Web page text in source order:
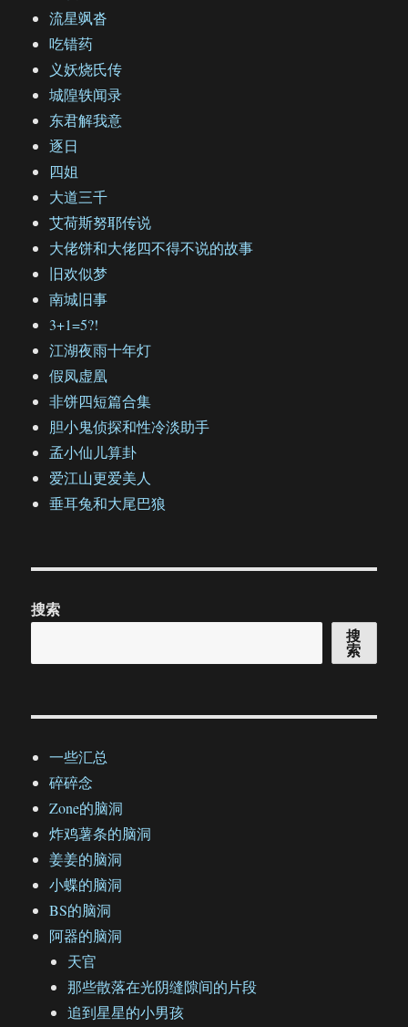
流星飒沓
吃错药
义妖烧氏传
城隍轶闻录
东君解我意
逐日
四姐
大道三千
艾荷斯努耶传说
大佬饼和大佬四不得不说的故事
旧欢似梦
南城旧事
3+1=5?!
江湖夜雨十年灯
假凤虚凰
非饼四短篇合集
胆小鬼侦探和性冷淡助手
孟小仙儿算卦
爱江山更爱美人
垂耳兔和大尾巴狼
搜索
搜
索
一些汇总
碎碎念
Zone的脑洞
炸鸡薯条的脑洞
姜姜的脑洞
小蝶的脑洞
BS的脑洞
阿器的脑洞
天官
那些散落在光阴缝隙间的片段
追到星星的小男孩